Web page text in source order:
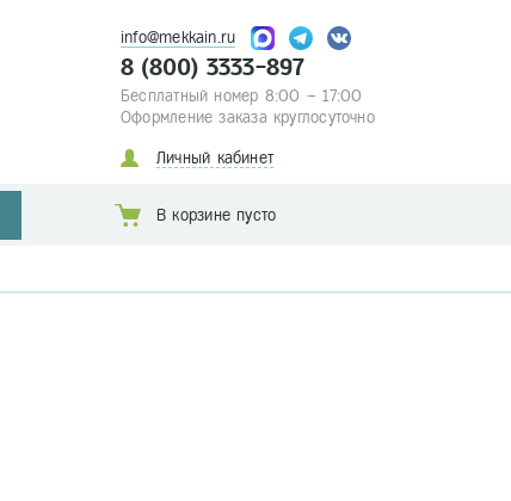
info@mekkain.ru
8 (800) 3333-897
Бесплатный номер 8:00 – 17:00
Оформление заказа круглосуточно
Личный кабинет
В корзине пусто